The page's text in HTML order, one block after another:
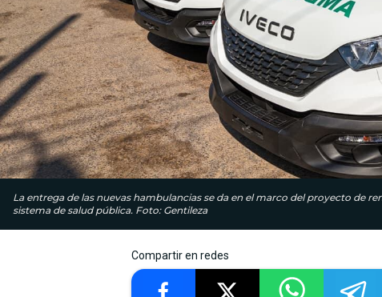
La entrega de las nuevas hambulancias se da en el marco del proyecto de
sistema de salud pública. Foto: Gentileza
Compartir en redes